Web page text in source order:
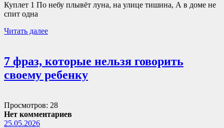
Куплет 1 По небу плывёт луна, на улице тишина, А в доме не
спит одна
Читать далее
7 фраз, которые нельзя говорить
своему ребенку
Просмотров: 28
Нет комментариев
25.05.2026